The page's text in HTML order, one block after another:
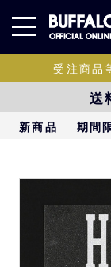
受注商品
送
新商品 期間